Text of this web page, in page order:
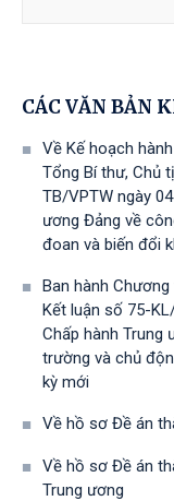
CÁC VĂN BẢN
Về Kế hoạch
Tổng Bí thư, Chủ
TB/VPTW ngày
ương Đảng về
đoan và biến đổi
Ban hành
Kết luận số 75-
Chấp hành Trung
trường và chủ
kỳ mới
Về hồ sơ Đề án
Về hồ sơ Đề án
Trung ương